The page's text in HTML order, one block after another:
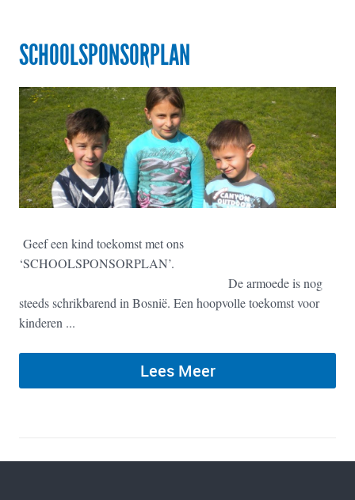
SCHOOLSPONSORPLAN
Geef een kind toekomst met ons
‘SCHOOLSPONSORPLAN’.
De armoede is nog
steeds schrikbarend in Bosnië. Een hoopvolle toekomst voor
kinderen ...
Lees Meer